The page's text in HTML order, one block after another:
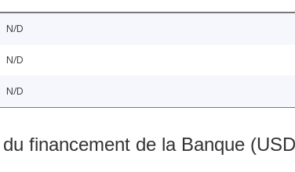
N/D
N/D
N/D
financement de la Banque